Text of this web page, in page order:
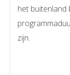
het buitenland
zijn.